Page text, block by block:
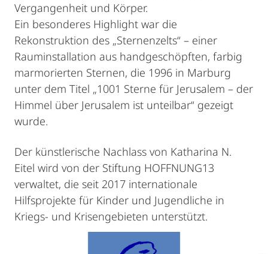
Vergangenheit und Körper.
Ein besonderes Highlight war die
Rekonstruktion des „Sternenzelts“ – einer
Rauminstallation aus handgeschöpften, farbig
marmorierten Sternen, die 1996 in Marburg
unter dem Titel „1001 Sterne für Jerusalem – der
Himmel über Jerusalem ist unteilbar“ gezeigt
wurde.
Der künstlerische Nachlass von Katharina N.
Eitel wird von der Stiftung HOFFNUNG13
verwaltet, die seit 2017 internationale
Hilfsprojekte für Kinder und Jugendliche in
Kriegs- und Krisengebieten unterstützt.